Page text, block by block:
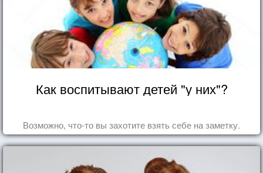
Как воспитывают детей "у них"?
Возможно, что-то вы захотите взять себе на заметку.